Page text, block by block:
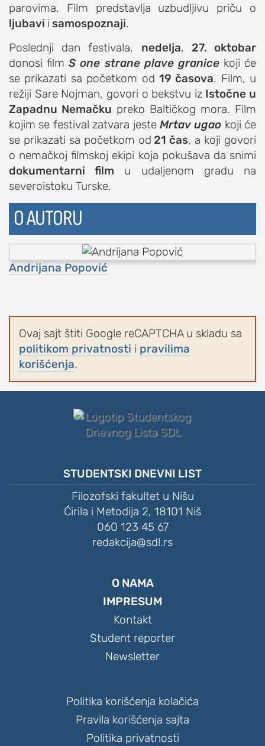
parovima. Film predstavlja uzbudljivu priču o
ljubavi i samospoznaji.
Poslednji dan festivala, nedelja, 27. oktobar
donosi filmS one strane plave granicekoji će
se prikazati sa početkom od 19 časova. Film, u
režiji Sare Nojman, govori o bekstvu iz Istočne u
Zapadnu Nemačku preko Baltičkog mora. Film
kojim se festival zatvara jeste Mrtav ugao koji će
se prikazati sa početkom od 21 čas, a koji govori
o nemačkoj filmskoj ekipi koja pokušava da snimi
dokumentarni film u udaljenom gradu na
severoistoku Turske.
O AUTORU
Andrijana Popović
Ovaj sajt štiti Google reCAPTCHA u skladu sa
politikom privatnosti i pravilima
korišćenja.
STUDENTSKI DNEVNI LIST
Filozofski fakultet u Nišu
Ćirila i Metodija 2, 18101 Niš
060 123 45 67
redakcija@sdl.rs
O NAMA
IMPRESUM
Kontakt
Student reporter
Newsletter
Politika korišćenja kolačića
Pravila korišćenja sajta
Politika privatnosti